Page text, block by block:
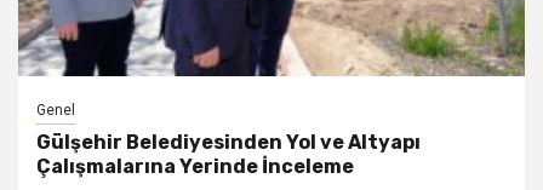
Genel
Gülşehir Belediyesinden Yol ve Altyapı
Çalışmalarına Yerinde İnceleme